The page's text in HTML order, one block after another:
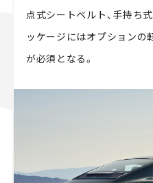
点式シートベルト、手持ち
ッケージにはオプションの
が必須となる。